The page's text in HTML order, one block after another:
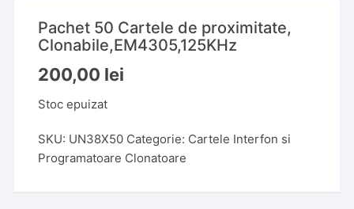
Pachet 50 Cartele de proximitate,
Clonabile,EM4305,125KHz
200,00 lei
Stoc epuizat
SKU: UN38X50 Categorie: Cartele Interfon si
Programatoare Clonatoare